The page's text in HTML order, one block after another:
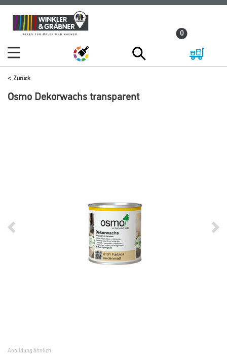
Zum
Inhalt
Zum
Navigationsmenü
0
Zurück
Osmo Dekorwachs transparent
Abbildung ähnlich